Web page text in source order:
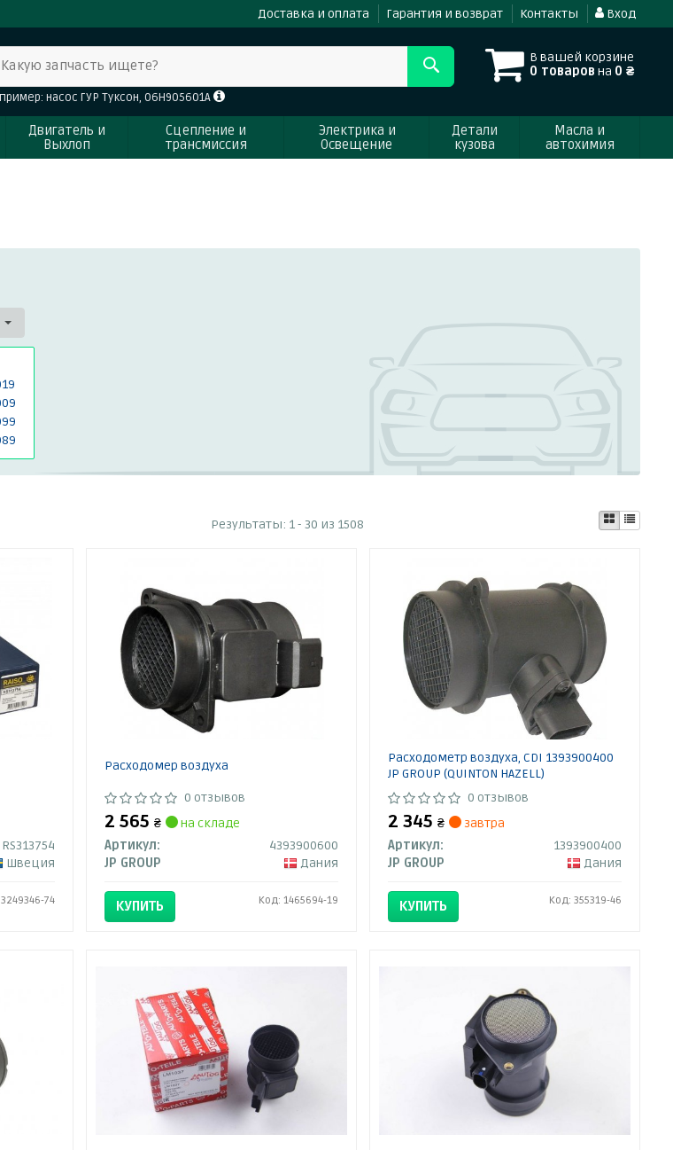
Доставка и оплата Гарантия и возврат Контакты Вход
В вашей корзине
0 товаров на 0 ₴
Какую запчасть ищете?
насос ГУР Туксон, 06H905601A
Двигатель и
Выхлоп
Сцепление и
трансмиссия
Электрика и
Освещение
Детали
кузова
Масла и
автохимия
Результаты: 1 - 30 из 1508
RS313754
Швеция
74
Расходомер воздуха
0 отзывов
2 565₴
на складе
Артикул:
4393900600
JP GROUP
Дания
КУПИТЬ Код: 1465694-19
Расходометр воздуха, CDI 1393900400
JP GROUP (QUINTON HAZELL)
0 отзывов
2 345₴
завтра
Артикул:
1393900400
JP GROUP
Дания
КУПИТЬ Код: 355319-46